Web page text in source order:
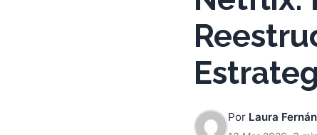
Por Laura